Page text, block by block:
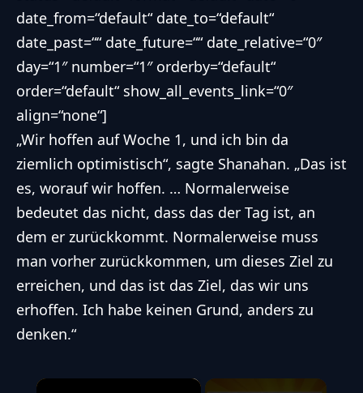
date_from=“default“ date_to=“default“
date_past=““ date_future=““ date_relative=“0″
day=“1″ number=“1″ orderby=“default“
order=“default“ show_all_events_link=“0″
align=“none“]
„Wir hoffen auf Woche 1, und ich bin da
ziemlich optimistisch“, sagte Shanahan. „Das ist
es, worauf wir hoffen. … Normalerweise
bedeutet das nicht, dass das der Tag ist, an
dem er zurückkommt. Normalerweise muss
man vorher zurückkommen, um dieses Ziel zu
erreichen, und das ist das Ziel, das wir uns
erhoffen. Ich habe keinen Grund, anders zu
denken.“
×